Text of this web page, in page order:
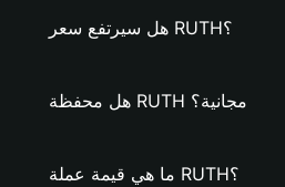
هل سيرتفع سعر RUTH؟
هل محفظة RUTH مجانية؟
ما هي قيمة عملة RUTH؟